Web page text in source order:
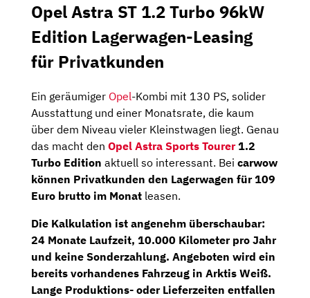
Opel Astra ST 1.2 Turbo 96kW
Edition Lagerwagen-Leasing
für Privatkunden
Ein geräumiger Opel-Kombi mit 130 PS, solider
Ausstattung und einer Monatsrate, die kaum
über dem Niveau vieler Kleinstwagen liegt. Genau
das macht den Opel Astra Sports Tourer1.2
Turbo Edition aktuell so interessant. Bei carwow
können Privatkunden den Lagerwagen für 109
Euro brutto im Monat leasen.
Die Kalkulation ist angenehm überschaubar:
24 Monate Laufzeit, 10.000 Kilometerpro Jahr
und keine Sonderzahlung. Angeboten wird ein
bereits vorhandenes Fahrzeug in Arktis Weiß.
Lange Produktions- oder Lieferzeiten entfallen